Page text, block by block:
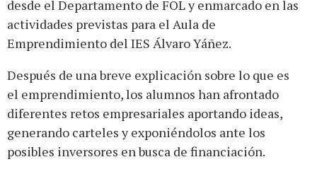
desde el Departamento de FOL y enmarcado en las
actividades previstas para el Aula de
Emprendimiento del IES Álvaro Yáñez.
Después de una breve explicación sobre lo que es
el emprendimiento, los alumnos han afrontado
diferentes retos empresariales aportando ideas,
generando carteles y exponiéndolos ante los
posibles inversores en busca de financiación.